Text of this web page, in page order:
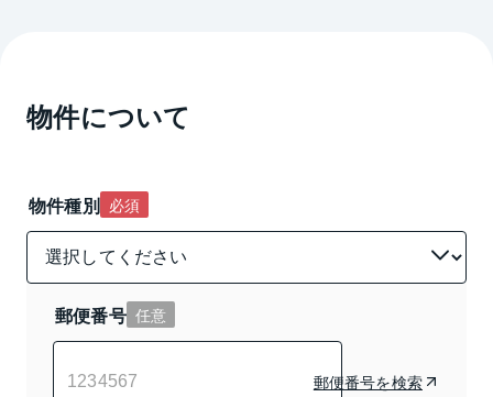
物件について
物件種別 必須
郵便番号 任意
郵便番号を検索